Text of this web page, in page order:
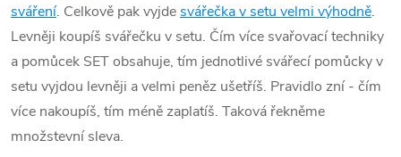
sváření. Celkově pak vyjdesvářečka v setu velmi výhodně.
Levněji koupíš svářečku v setu. Čím více svařovací techniky
a pomůcek SET obsahuje, tím jednotlivé svářecí pomůcky v
setu vyjdou levněji a velmi peněz ušetříš. Pravidlo zní - čím
více nakoupíš, tím méně zaplatíš. Taková řekněme
množstevní sleva.